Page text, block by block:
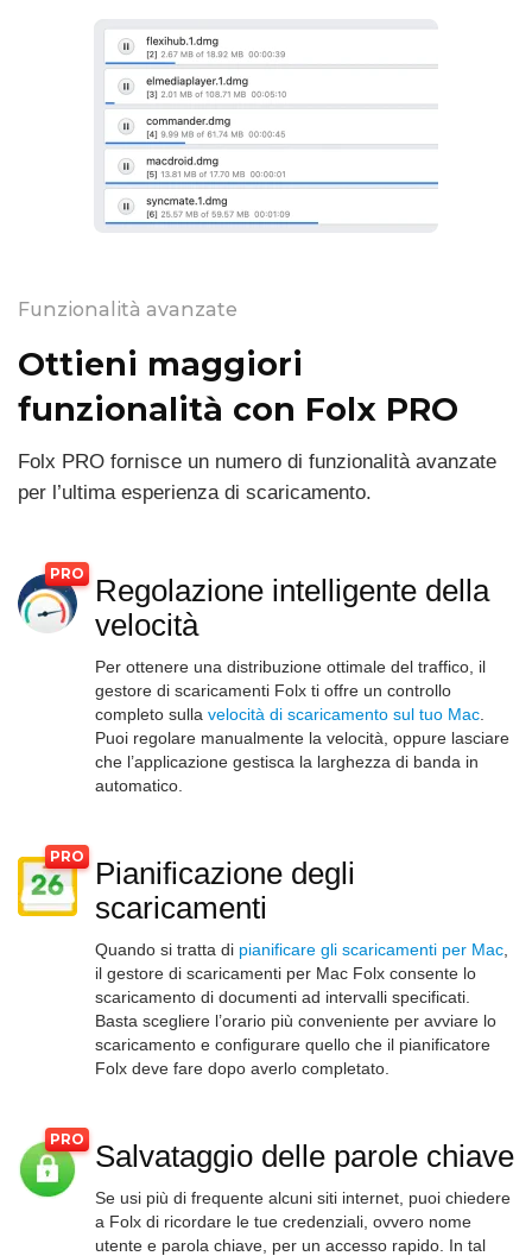
Funzionalità avanzate
Ottieni maggiori
funzionalità con Folx PRO
Folx PRO fornisce un numero di funzionalità avanzate
per l’ultima esperienza di scaricamento.
Regolazione intelligente della
velocità
Per ottenere una distribuzione ottimale del traffico, il
gestore di scaricamenti Folx ti offre un controllo
completo sulla velocità di scaricamento sul tuo Mac
Puoi regolare manualmente la velocità, oppure lasciare
che l’applicazione gestisca la larghezza di banda in
automatico.
Pianificazione degli
scaricamenti
Quando si tratta di pianificare gli scaricamenti per Mac
il gestore di scaricamenti per Mac Folx consente lo
scaricamento di documenti ad intervalli specificati.
Basta scegliere l’orario più conveniente per avviare lo
scaricamento e configurare quello che il pianificatore
Folx deve fare dopo averlo completato.
Salvataggio delle parole chiave
Se usi più di frequente alcuni siti internet, puoi chiedere
a Folx di ricordare le tue credenziali, ovvero nome
utente e parola chiave, per un accesso rapido. In tal